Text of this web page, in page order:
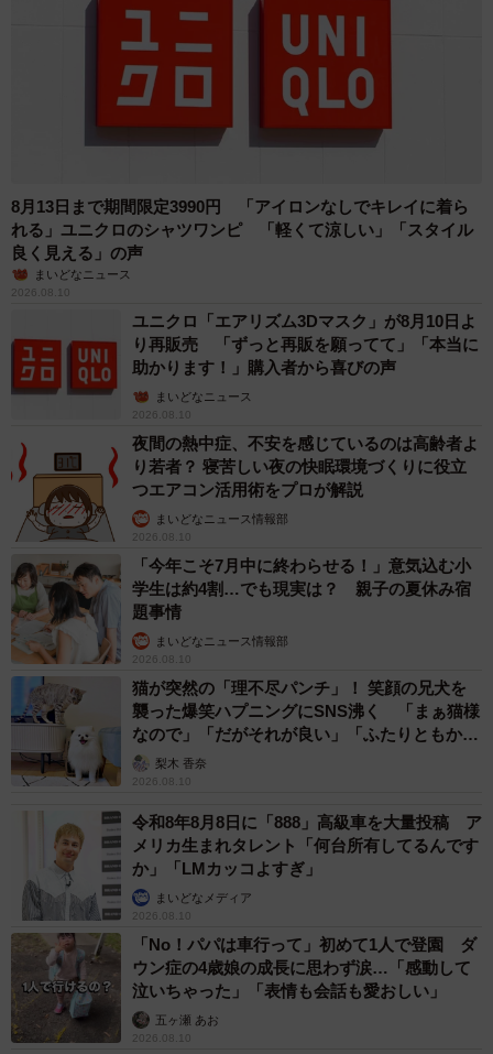
8月13日まで期間限定3990円 「アイロンなしでキレイに着ら
れる」ユニクロのシャツワンピ 「軽くて涼しい」「スタイル
良く見える」の声
まいどなニュース
2026.08.10
ユニクロ「エアリズム3Dマスク」が8月10日よ
り再販売 「ずっと再販を願ってて」「本当に
助かります！」購入者から喜びの声
まいどなニュース
2026.08.10
夜間の熱中症、不安を感じているのは高齢者よ
り若者？ 寝苦しい夜の快眠環境づくりに役立
つエアコン活用術をプロが解説
まいどなニュース情報部
2026.08.10
「今年こそ7月中に終わらせる！」意気込む小
学生は約4割…でも現実は？ 親子の夏休み宿
題事情
まいどなニュース情報部
2026.08.10
猫が突然の「理不尽パンチ」！ 笑顔の兄犬を
襲った爆笑ハプニングにSNS沸く 「まぁ猫様
なので」「だがそれが良い」「ふたりともかわ
いいね」
梨木 香奈
2026.08.10
令和8年8月8日に「888」高級車を大量投稿 ア
メリカ生まれタレント「何台所有してるんです
か」「LMカッコよすぎ」
まいどなメディア
2026.08.10
「No！パパは車行って」初めて1人で登園 ダ
ウン症の4歳娘の成長に思わず涙…「感動して
泣いちゃった」「表情も会話も愛おしい」
五ヶ瀬 あお
2026.08.10